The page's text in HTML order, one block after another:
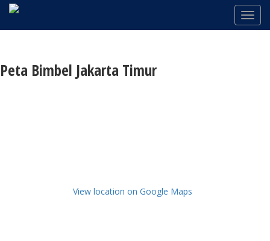
Peta Bimbel Jakarta Timur
View location on Google Maps